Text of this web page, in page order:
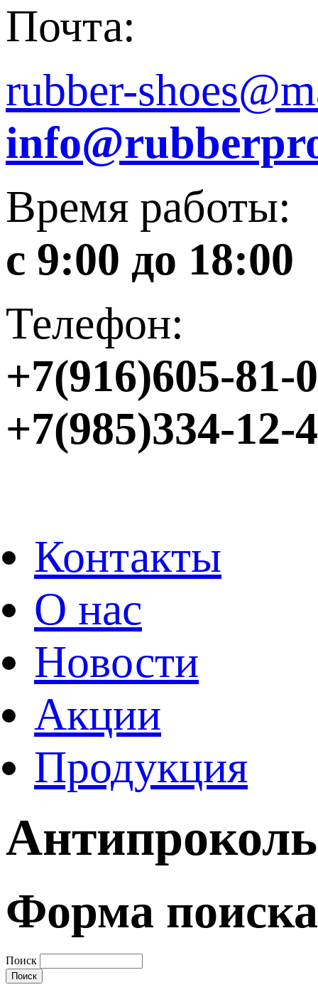
Почта:
rubber-
Время работы:
с 9:00 до 18:00
Телефон:
+7(916)605-81-
+7(985)334-12-
Контакты
О нас
Новости
Акции
Продукция
Форма поиска
Поиск